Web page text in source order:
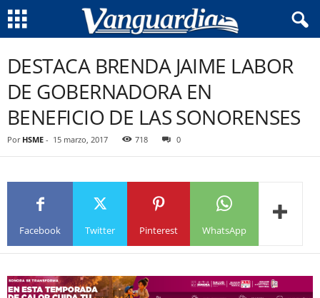
DESTACA BRENDA JAIME LABOR
DE GOBERNADORA EN
BENEFICIO DE LAS SONORENSES
Por HSME - 15 marzo, 2017 718 0
Facebook Twitter Pinterest WhatsApp